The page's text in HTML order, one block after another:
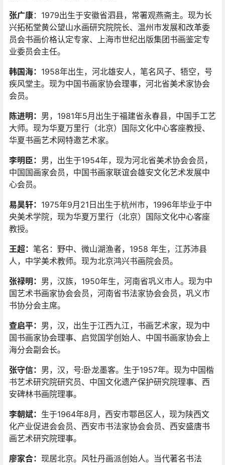
张广康：1979出生于安徽省泗县，常署观燕斋主。现为长
兴拓柘堂黄公望山水画研究院院长、温州市发展和改革委
员会书画价格认定专家、上海市世纪出版集团书画鉴定专
业委员会主任。
韩国海： 1958年出生，河北雄安人，笔名风子、牾空，号
疾风堂主。现为中国书画家协会理事，河北省美术家协会
会员。
陈进明： 男，1981年5月出生于福建省永春县，中国手工艺
大师。现为华夏万里行（北京）国际文化中心客座教授、
华夏书画艺术网特邀艺术家。
李明臣： 男，出生于1954年，现为河北省美术协会会员，
中国国画家会员，中国书画家联谊会雄安文化艺术发展中
心会员。
易昊轩： 1975年9月21日出生于杭州市，1996年毕业于中
央美术学院，现为华夏万里行（北京）国际文化中心客座
教授。
王超： 笔名：野中、微山湖渔者，1958 年生，江苏沛县
人，中学美术教师。现为北京鸿兴书画院会员。
张禄明： 男，汉族，1950年生，河南省巩义市人。现为中
国艺术书画家协会会员，河南省书法家协会会员，巩义市
书协分会主席。
查启平： 男，汉，出生于江西九江，书画艺术家，现为中
国书画家协会理事、启觉国学创始人、中国书画家协会上
海分会副会长。
张守信： 男，汉，号:卧龙墨客。生于1957年。现为中国楷
书艺术研究院研究员、中国文化遗产保护研究院理事、西
安碑林书画院理事。
李朝斌： 生于1964年8月，西安市鄠邑区人，现为陕西文
化产业促进会会员、西安市书法家协会会员、西安盛唐书
画艺术研究院理事。
廖家合： 现居北京。风牡丹画派创始人。当代著名书法